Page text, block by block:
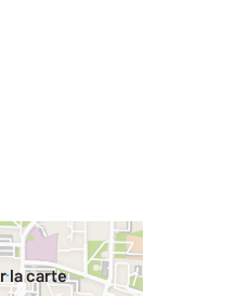
la carte